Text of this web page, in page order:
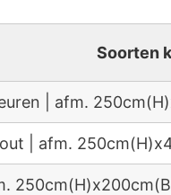
Soorten
| afm.
| afm.